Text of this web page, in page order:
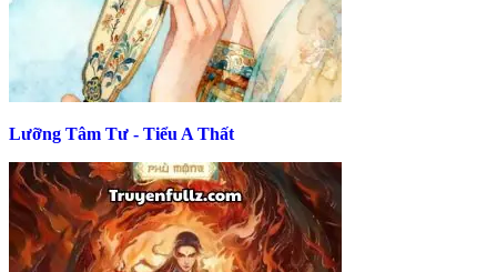
Lưỡng Tâm Tư - Tiểu A Thất